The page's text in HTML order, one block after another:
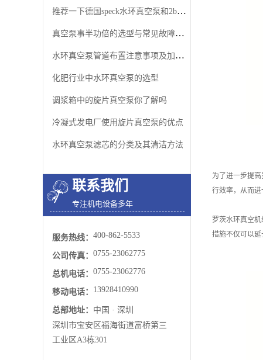
推荐一下德国speck水环真空泵和2bv水环真空泵
真空泵事半功倍的选型与常见故障排除方法
水环真空泵管道布置注意事项及加适量水的原因
化肥行业中水环真空泵的选型
调浆箱中的旋片真空泵你了解吗
冷凝式发电厂使用旋片真空泵的优点
水环真空泵​滤芯的分类及其清洁方法
联系我们
专注机电设备多年
服务热线： 400-862-5533
公司传真： 0755-23062775
总机电话： 0755-23062776
移动电话： 13928410990
总部地址： 中国 · 深圳
深圳市宝安区福海街道富桥第三
工业区A3栋301
为了进一步提
行效率，从而进
罗茨水环真空
措施不仅可以延